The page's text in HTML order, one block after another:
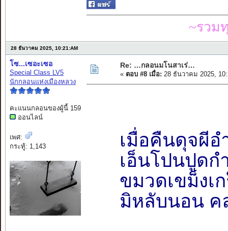
~รวม
28 ธันวาคม 2025, 10:21:AM
โซ...เซอะเซอ
Special Class LV5
นักกลอนแห่งเมืองหลวง
คะแนนกลอนของผู้นี้ 159
ออนไลน์
เพศ:
กระทู้: 1,143
Re: …กลอนมโนสาเร่…
« ตอบ #8 เมื่อ: 28 ธันวาคม 2025,
เมื่อคืนดุจผี
เอ็นโปนปูด
ขมวดเขม็งเ
มิหลับนอน ค